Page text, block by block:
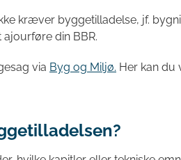
kræver byggetilladelse, jf.
din BBR.
via Byg og Miljø. Her kan